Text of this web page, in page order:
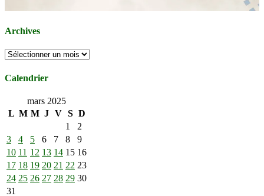
Archives
Archives
Calendrier
mars 2025
L M M J V S D
1
2
3
4 5 6 7 8
9
10 11 12 13 14 15 16
17 18 19 20 21 22 23
24 25 26 27 28 29 30
31